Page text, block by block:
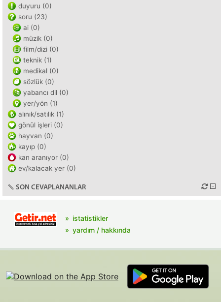
duyuru (0)
soru (23)
ai (0)
müzik (0)
film/dizi (0)
teknik (1)
medikal (0)
sözlük (0)
yabancı dil (0)
yer/yön (1)
alınık/satılık (1)
gönül işleri (0)
hayvan (0)
kayıp (0)
kan aranıyor (0)
ev/kalacak yer (0)
SON CEVAPLANANLAR
istatistikler
yardım / hakkında